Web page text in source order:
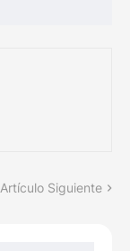
Artículo Siguiente